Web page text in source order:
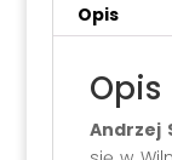
Opis
Opis
Andrzej